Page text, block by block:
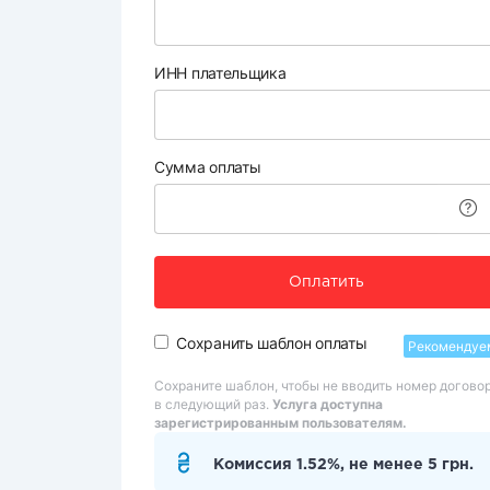
ИНН плательщика
Сумма оплаты
Оплатить
Сохранить шаблон оплаты
Сохраните шаблон, чтобы не вводить номер
в следующий раз. Услуга доступна
зарегистрированным пользователям.
Комиссия 1.52%, не менее 5 грн.